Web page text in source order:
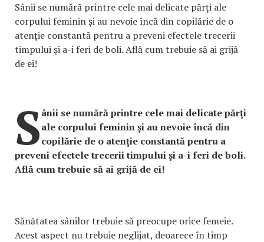
Sânii se numără printre cele mai delicate părţi ale
corpului feminin şi au nevoie încă din copilărie de o
atenţie constantă pentru a preveni efectele trecerii
timpului şi a-i feri de boli. Află cum trebuie să ai grijă
de ei!
Sânii se numără printre cele mai delicate părţi
ale corpului feminin şi au nevoie încă din
copilărie de o atenţie constantă pentru a
preveni efectele trecerii timpului şi a-i feri de boli.
Află cum trebuie să ai grijă de ei!
Sănătatea sânilor trebuie să preocupe orice femeie.
Acest aspect nu trebuie neglijat, deoarece în timp